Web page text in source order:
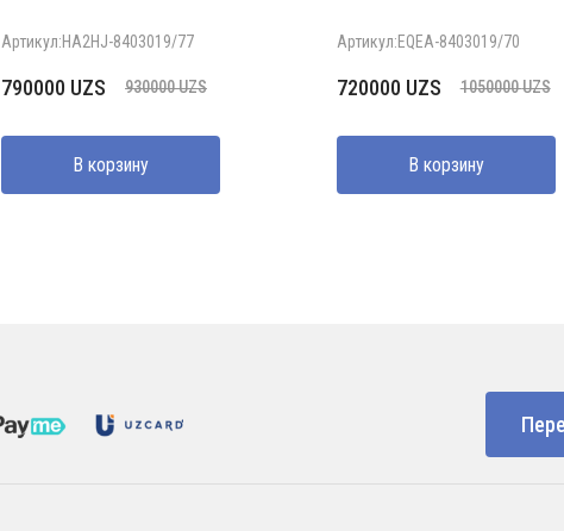
Артикул:HA2HJ-8403019/77
930000UZS
Первоначальная
составляла
930000 UZS.
790000 UZS
Текущая
790000 UZS.
В корзину
Артикул:EQEA-8403019/70
1050000UZS
Первоначальная
составляла
1050000 UZS.
720000 UZS
Текущая
720000 UZS.
В корзину